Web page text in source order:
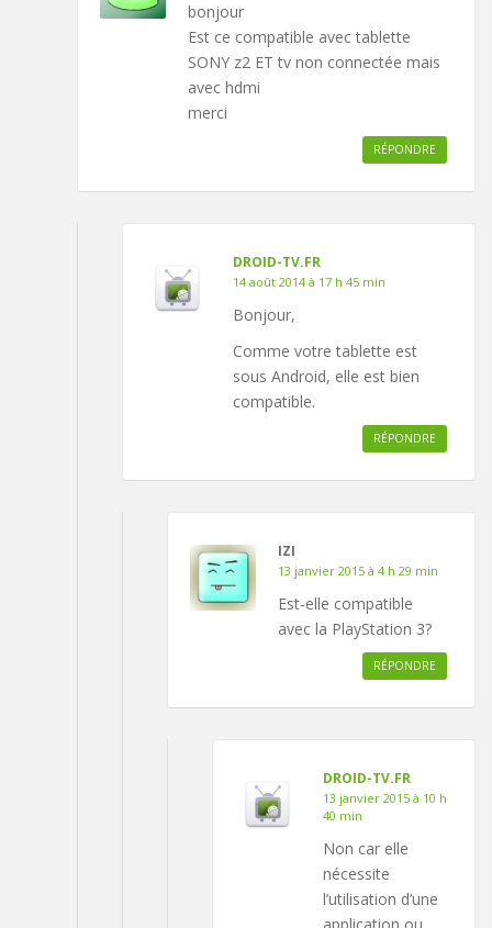
bonjour
Est ce compatible avec tablette
SONY z2 ET tv non connectée mais
avec hdmi
merci
RÉPONDRE
DROID-TV.FR
14 août 2014 à 17 h 45 min
Bonjour,
Comme votre tablette est
sous Android, elle est bien
compatible.
RÉPONDRE
IZI
13 janvier 2015 à 4 h 29 min
Est-elle compatible
avec la PlayStation 3?
RÉPONDRE
DROID-TV.FR
13 janvier 2015 à 10 h
40 min
Non car elle
nécessite
l’utilisation d’une